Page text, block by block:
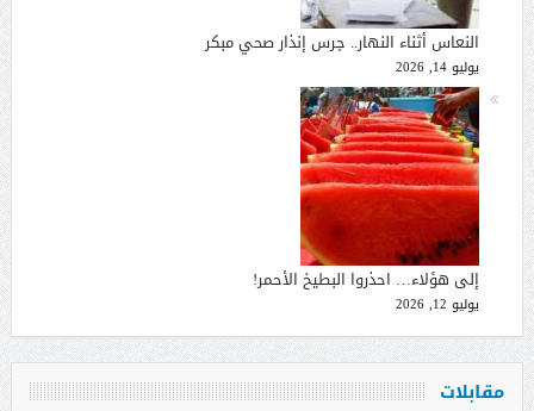
النعاس أثناء النهار.. جرس إنذار صحي مبكر
يوليو 14, 2026
إلى هؤلاء… احذروا البطيخ الأحمر!
يوليو 12, 2026
مقابلات